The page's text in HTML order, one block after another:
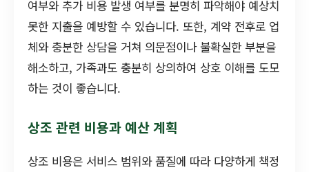
여부와 추가 비용 발생 여부를 분명히 파악해야 예상치
못한 지출을 예방할 수 있습니다. 또한, 계약 전후로 업
체와 충분한 상담을 거쳐 의문점이나 불확실한 부분을
해소하고, 가족과도 충분히 상의하여 상호 이해를 도모
하는 것이 좋습니다.
상조 관련 비용과 예산 계획
상조 비용은 서비스 범위와 품질에 따라 다양하게 책정